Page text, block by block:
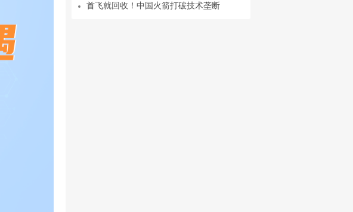
首飞就回收！中国火箭打破技术垄断